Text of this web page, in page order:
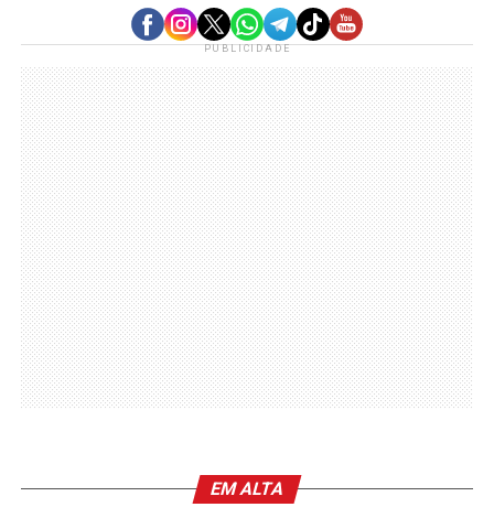
PUBLICIDADE
EM ALTA